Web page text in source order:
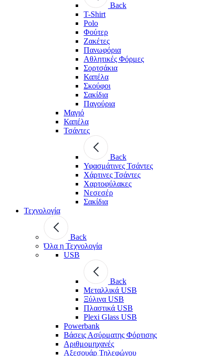
Back
T-Shirt
Polo
Φούτερ
Ζακέτες
Πανωφόρια
Αθλητικές Φόρμες
Σορτσάκια
Καπέλα
Σκούφοι
Σακίδια
Παγούρια
Μαγιό
Καπέλα
Τσάντες
Back
Υφασμάτινες Τσάντες
Χάρτινες Τσάντες
Χαρτοφύλακες
Νεσεσέρ
Σακίδια
Τεχνολογία
Back
Όλα η Τεχνολογία
USB
Back
Μεταλλικά USB
Ξύλινα USB
Πλαστικά USB
Plexi Glass USB
Powerbank
Βάσεις Ασύρματης Φόρτισης
Αριθμομηχανές
Αξεσουάρ Τηλεφώνου